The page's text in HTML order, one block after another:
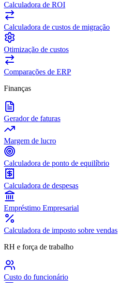
Calculadora de ROI
Calculadora de custos de migração
Otimização de custos
Comparações de ERP
Finanças
Gerador de faturas
Margem de lucro
Calculadora de ponto de equilíbrio
Calculadora de despesas
Empréstimo Empresarial
Calculadora de imposto sobre vendas
RH e força de trabalho
Custo do funcionário